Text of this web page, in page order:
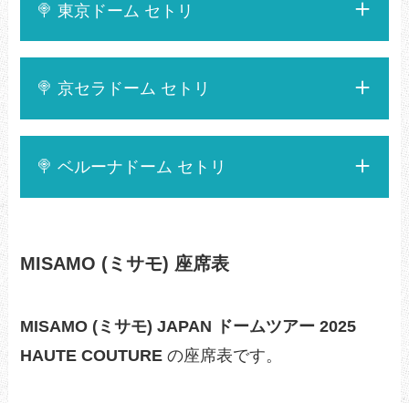
🍭 東京ドーム セトリ
🍭 京セラドーム セトリ
🍭 ベルーナドーム セトリ
MISAMO (ミサモ) 座席表
MISAMO (ミサモ) JAPAN ドームツアー 2025
HAUTE COUTURE の座席表です。